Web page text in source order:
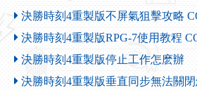
決勝時刻4重製版不屏氣狙擊攻略
決勝時刻4重製版RPG-7使用教程
決勝時刻4重製版停止工作怎麽辦
決勝時刻4重製版垂直同步無法關